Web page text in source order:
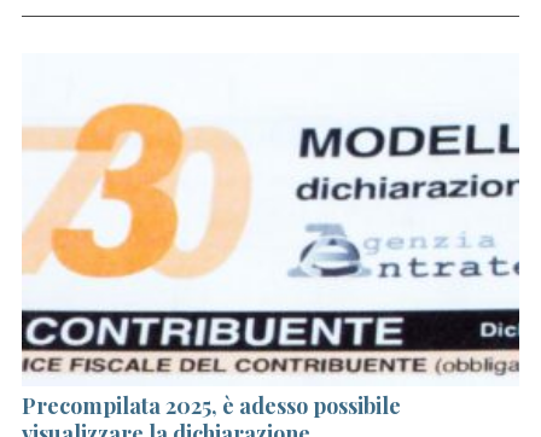
Precompilata 2025, è adesso possibile